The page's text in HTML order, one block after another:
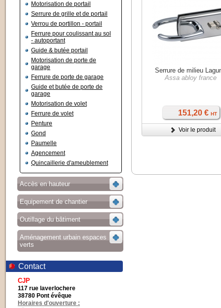
Motorisation de portail
Serrure de grille et de portail
Verrou de portillon - portail
Ferrure pour coulissant au sol
- autoportant
Guide & butée portail
Motorisation de porte de
garage
Ferrure de porte de garage
Guide et butée de porte de
garage
Motorisation de volet
Ferrure de volet
Penture
Gond
Paumelle
Agencement
Quincaillerie d'ameublement
Accès en hauteur
Equipement de chantier
Outillage du bâtiment
Aménagement urbain espaces
verts
Contact
CJP
117 rue laverlochere
38780 Pont évêque
Horaires d'ouverture :
Serrure de milieu
Assa abloy france
151,20 € HT
Voir le produit